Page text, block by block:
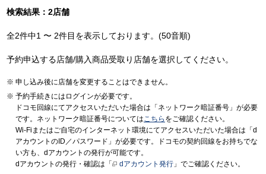
検索結果：2店舗
全2件中1 〜 2件目を表示しております。(50音順)
予約申込する店舗/購入商品受取り店舗を選択してください。
申し込み後に店舗を変更することはできません。
予約手続きにはログインが必要です。
ドコモ回線にてアクセスいただいた場合は「ネットワーク暗証番号」が必要
です。ネットワーク暗証番号についてはこちら をご確認ください。
Wi-Fiまたはご自宅のインターネット環境にてアクセスいただいた場合は「d
アカウントのID／パスワード」が必要です。ドコモの契約回線をお持ちでな
い方も、dアカウントの発行が可能です。
dアカウントの発行・確認は「
dアカウント発行 」でご確認ください。